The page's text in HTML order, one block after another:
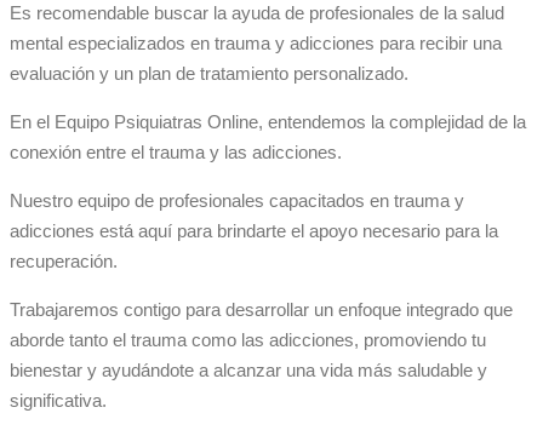
Es recomendable buscar la ayuda de profesionales de la salud
mental especializados en trauma y adicciones para recibir una
evaluación y un plan de tratamiento personalizado.
En el Equipo Psiquiatras Online, entendemos la complejidad de la
conexión entre el trauma y las adicciones.
Nuestro equipo de profesionales capacitados en trauma y
adicciones está aquí para brindarte el apoyo necesario para la
recuperación.
Trabajaremos contigo para desarrollar un enfoque integrado que
aborde tanto el trauma como las adicciones, promoviendo tu
bienestar y ayudándote a alcanzar una vida más saludable y
significativa.